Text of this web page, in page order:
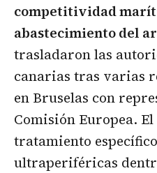
competitividad
abastecimiento del
trasladaron las
canarias tras varias
en Bruselas con
Comisión Europea.
tratamiento
ultraperiféricas